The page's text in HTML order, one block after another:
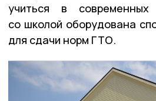
учиться в
со школой оборудована
для сдачи норм ГТО.